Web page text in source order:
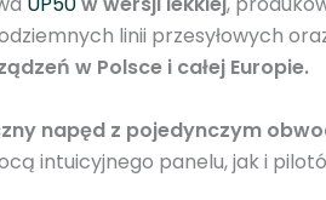
linii przesyłowych
w Polsce i całej Europie.
napęd z pojedynczym
intuicyjnego panelu, jak i